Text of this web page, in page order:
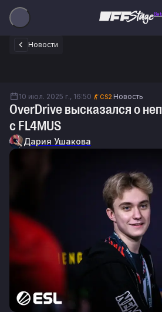
Новости
10 июл. 2025 г., 16:50 CS2 Новость
OverDrive высказался о
с FL4MUS
Дария Ушакова